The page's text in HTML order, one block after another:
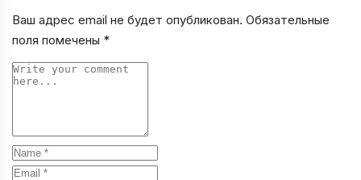
Ваш адрес email не будет опубликован. Обязательные
поля помечены *
Comment
Name
Email